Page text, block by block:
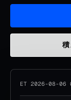
積
ET 2026-08-06